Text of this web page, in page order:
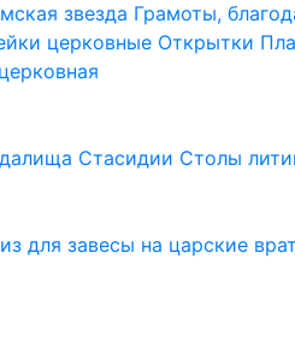
звезда Грамоты,
церковные Открытки
Стасидии Столы
для завесы на царские